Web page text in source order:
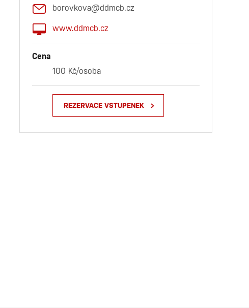
borovkova@ddmcb.cz
www.ddmcb.cz
Cena
100 Kč/osoba
REZERVACE VSTUPENEK